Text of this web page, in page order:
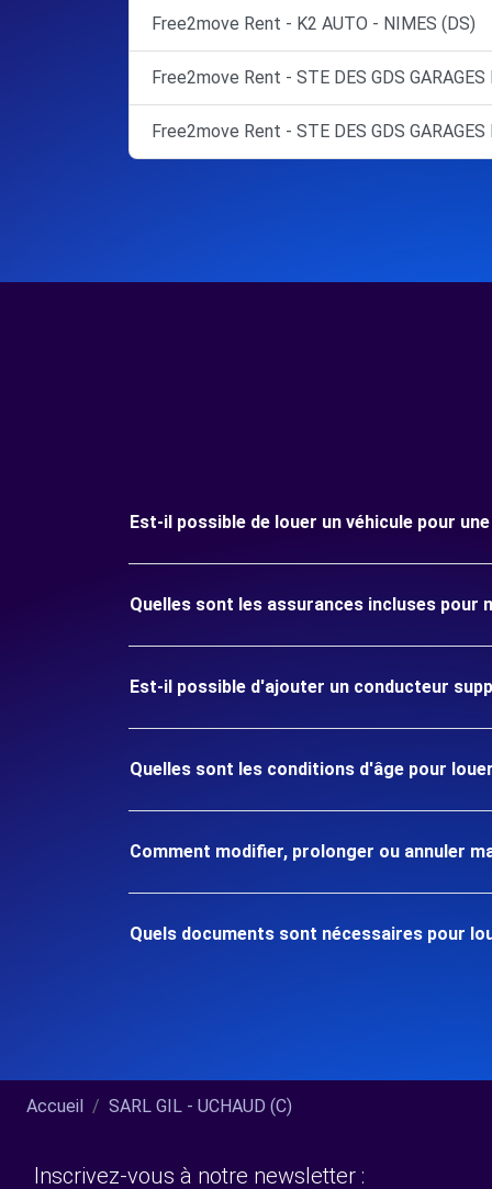
Free2move Rent - K2 AUTO - NIMES (DS)
Free2move Rent - STE DES GDS
Free2move Rent - STE DES GDS GARAGES
Est-il possible de louer un véhicule pour
Quelles sont les assurances incluses pour
Est-il possible d'ajouter un conducteur
Quelles sont les conditions d'âge pour
Comment modifier, prolonger ou annuler
Quels documents sont nécessaires pour
Accueil SARL GIL - UCHAUD (C)
Inscrivez-vous à notre newsletter :